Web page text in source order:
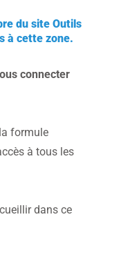
du site Outils
à cette zone.
connecter
formule
à tous les
dans ce